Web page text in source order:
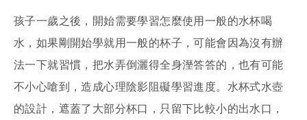
孩子一歲之後，開始需要學習怎麼使用一般的水杯喝
水，如果剛開始學就用一般的杯子，可能會因為沒有辦
法一下就習慣，把水弄倒灑得全身溼答答的，也有可能
不小心嗆到，造成心理陰影阻礙學習進度。水杯式水壺
的設計，遮蓋了大部分杯口，只留下比較小的出水口，